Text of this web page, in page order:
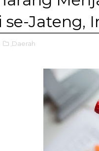
Jateng,
,Daerah